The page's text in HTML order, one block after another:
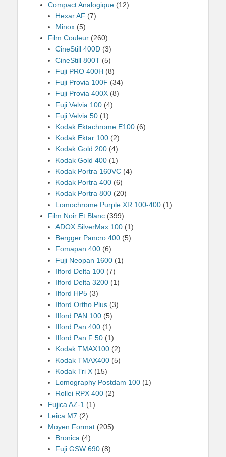
Compact Analogique (12)
Hexar AF (7)
Minox (5)
Film Couleur (260)
CineStill 400D (3)
CineStill 800T (5)
Fuji PRO 400H (8)
Fuji Provia 100F (34)
Fuji Provia 400X (8)
Fuji Velvia 100 (4)
Fuji Velvia 50 (1)
Kodak Ektachrome E100 (6)
Kodak Ektar 100 (2)
Kodak Gold 200 (4)
Kodak Gold 400 (1)
Kodak Portra 160VC (4)
Kodak Portra 400 (6)
Kodak Portra 800 (20)
Lomochrome Purple XR 100-400 (1)
Film Noir Et Blanc (399)
ADOX SilverMax 100 (1)
Bergger Pancro 400 (5)
Fomapan 400 (6)
Fuji Neopan 1600 (1)
Ilford Delta 100 (7)
Ilford Delta 3200 (1)
Ilford HP5 (3)
Ilford Ortho Plus (3)
Ilford PAN 100 (5)
Ilford Pan 400 (1)
Ilford Pan F 50 (1)
Kodak TMAX100 (2)
Kodak TMAX400 (5)
Kodak Tri X (15)
Lomography Postdam 100 (1)
Rollei RPX 400 (2)
Fujica AZ-1 (1)
Leica M7 (2)
Moyen Format (205)
Bronica (4)
Fuji GSW 690 (8)